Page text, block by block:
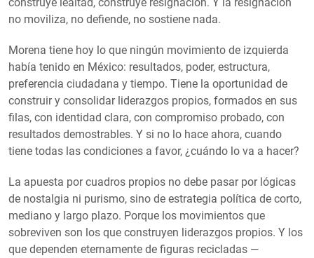
no moviliza, no defiende, no sostiene nada.
Morena tiene hoy lo que ningún movimiento de izquierda
había tenido en México: resultados, poder, estructura,
preferencia ciudadana y tiempo. Tiene la oportunidad de
construir y consolidar liderazgos propios, formados en sus
filas, con identidad clara, con compromiso probado, con
resultados demostrables. Y si no lo hace ahora, cuando
tiene todas las condiciones a favor, ¿cuándo lo va a hacer?
La apuesta por cuadros propios no debe pasar por lógicas
de nostalgia ni purismo, sino de estrategia política de corto,
mediano y largo plazo. Porque los movimientos que
sobreviven son los que construyen liderazgos propios. Y los
que dependen eternamente de figuras recicladas —